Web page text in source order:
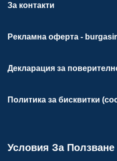
За контакти
Рекламна оферта -
Декларация за
Политика за бисквитки
Условия За